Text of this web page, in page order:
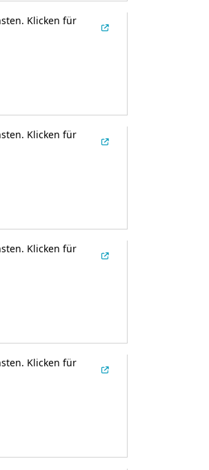
Klicken für
Klicken für
Klicken für
Klicken für